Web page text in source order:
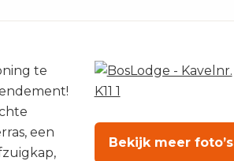
te
een
Bekijk meer foto’s